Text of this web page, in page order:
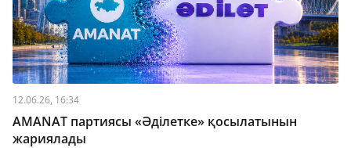
12.06.26, 16:34
AMANAT партиясы «Әділетке» қосылатынын
жариялады